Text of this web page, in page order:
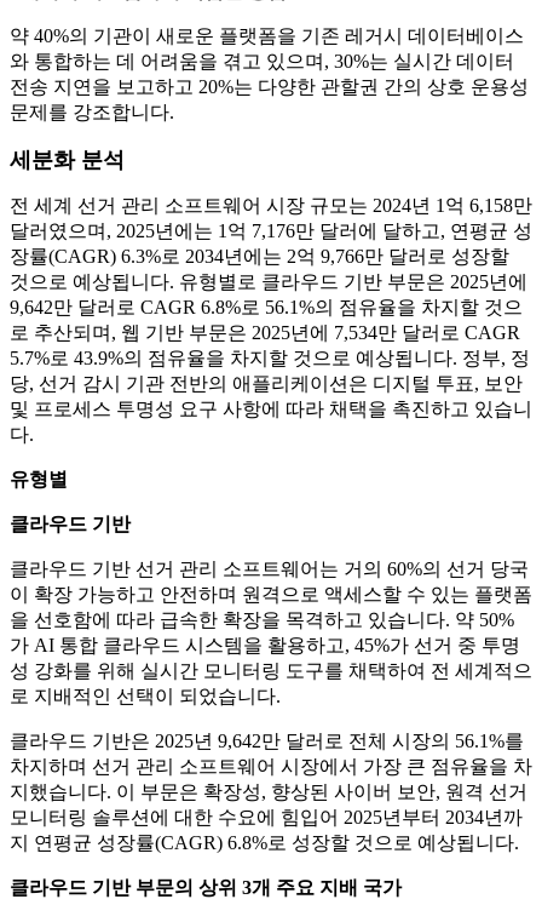
약 40%의 기관이 새로운 플랫폼을 기존 레거시 데이터베이스
와 통합하는 데 어려움을 겪고 있으며, 30%는 실시간 데이터
전송 지연을 보고하고 20%는 다양한 관할권 간의 상호 운용성
문제를 강조합니다.
세분화 분석
전 세계 선거 관리 소프트웨어 시장 규모는 2024년 1억 6,158만
달러였으며, 2025년에는 1억 7,176만 달러에 달하고, 연평균 성
장률(CAGR) 6.3%로 2034년에는 2억 9,766만 달러로 성장할
것으로 예상됩니다. 유형별로 클라우드 기반 부문은 2025년에
9,642만 달러로 CAGR 6.8%로 56.1%의 점유율을 차지할 것으
로 추산되며, 웹 기반 부문은 2025년에 7,534만 달러로 CAGR
5.7%로 43.9%의 점유율을 차지할 것으로 예상됩니다. 정부, 정
당, 선거 감시 기관 전반의 애플리케이션은 디지털 투표, 보안
및 프로세스 투명성 요구 사항에 따라 채택을 촉진하고 있습니
다.
유형별
클라우드 기반
클라우드 기반 선거 관리 소프트웨어는 거의 60%의 선거 당국
이 확장 가능하고 안전하며 원격으로 액세스할 수 있는 플랫폼
을 선호함에 따라 급속한 확장을 목격하고 있습니다. 약 50%
가 AI 통합 클라우드 시스템을 활용하고, 45%가 선거 중 투명
성 강화를 위해 실시간 모니터링 도구를 채택하여 전 세계적으
로 지배적인 선택이 되었습니다.
클라우드 기반은 2025년 9,642만 달러로 전체 시장의 56.1%를
차지하며 선거 관리 소프트웨어 시장에서 가장 큰 점유율을 차
지했습니다. 이 부문은 확장성, 향상된 사이버 보안, 원격 선거
모니터링 솔루션에 대한 수요에 힘입어 2025년부터 2034년까
지 연평균 성장률(CAGR) 6.8%로 성장할 것으로 예상됩니다.
클라우드 기반 부문의 상위 3개 주요 지배 국가